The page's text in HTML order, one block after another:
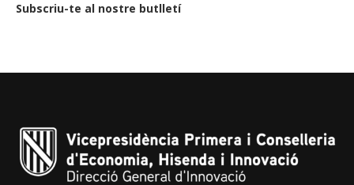
Subscriu-te al nostre butlletí